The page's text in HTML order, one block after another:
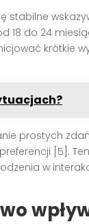
stabilne
18 do 24
krótkie
prostych
[5].
w